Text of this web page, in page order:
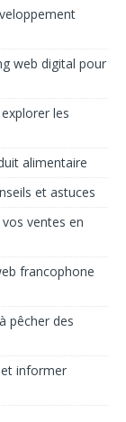
web digital pour
les
alimentaire
et astuces
ventes en
francophone
pêcher des
informer